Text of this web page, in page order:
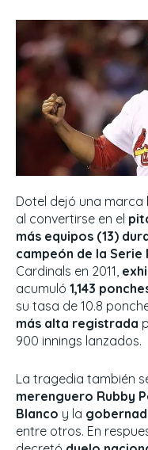
Dotel dejó una marca
al convertirse en el
más equipos (13)
campeón de la Serie
Cardinals en 2011,
acumuló 1,143
su tasa de 10.8
más alta registrada
900 innings lanzados.
La tragedia también
merenguero Rubby
Blanco y la
entre otros. En